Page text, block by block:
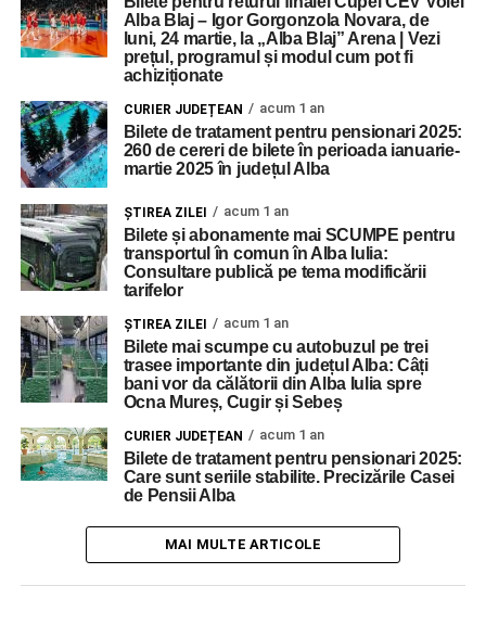
Alba Blaj – Igor Gorgonzola Novara, de
luni, 24 martie, la „Alba Blaj” Arena | Vezi
prețul, programul și modul cum pot fi
achiziționate
CURIER JUDEȚEAN acum 1 an
Bilete de tratament pentru pensionari 2025:
260 de cereri de bilete în perioada ianuarie-
martie 2025 în județul Alba
ŞTIREA ZILEI acum 1 an
Bilete și abonamente mai SCUMPE pentru
transportul în comun în Alba Iulia:
Consultare publică pe tema modificării
tarifelor
ŞTIREA ZILEI acum 1 an
Bilete mai scumpe cu autobuzul pe trei
trasee importante din județul Alba: Câți
bani vor da călătorii din Alba Iulia spre
Ocna Mureș, Cugir și Sebeș
CURIER JUDEȚEAN acum 1 an
Bilete de tratament pentru pensionari 2025:
Care sunt seriile stabilite. Precizările Casei
de Pensii Alba
MAI MULTE ARTICOLE